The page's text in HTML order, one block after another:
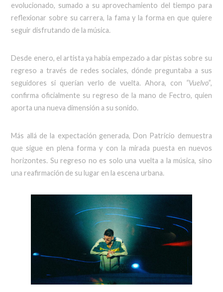
evolucionado, sumado a su aprovechamiento del tiempo para
reflexionar sobre su carrera, la fama y la forma en que quiere
seguir disfrutando de la música.
Desde enero, el artista ya había empezado a dar pistas sobre su
regreso a través de redes sociales, dónde preguntaba a sus
seguidores si querían verlo de vuelta. Ahora, con “Vuelvo”,
confirma oficialmente su regreso de la mano de Fectro, quien
aporta una nueva dimensión a su sonido.
Más allá de la expectación generada, Don Patricio demuestra
que sigue en plena forma y con la mirada puesta en nuevos
horizontes. Su regreso no es solo una vuelta a la música, sino
una reafirmación de su lugar en la escena urbana.